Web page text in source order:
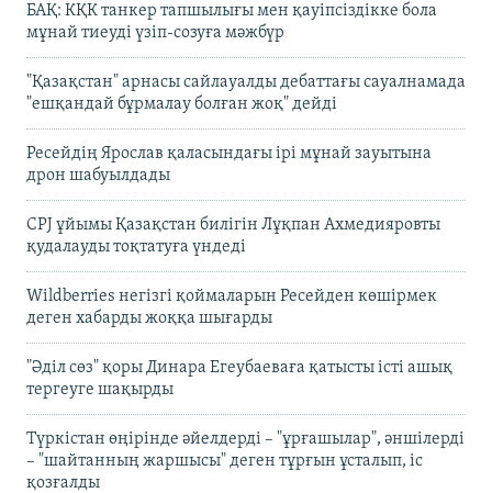
БАҚ: КҚК танкер тапшылығы мен қауіпсіздікке бола
мұнай тиеуді үзіп-созуға мәжбүр
"Қазақстан" арнасы сайлауалды дебаттағы сауалнамада
"ешқандай бұрмалау болған жоқ" дейді
Ресейдің Ярослав қаласындағы ірі мұнай зауытына
дрон шабуылдады
CPJ ұйымы Қазақстан билігін Лұқпан Ахмедияровты
қудалауды тоқтатуға үндеді
Wildberries негізгі қоймаларын Ресейден көшірмек
деген хабарды жоққа шығарды
"Әділ сөз" қоры Динара Егеубаеваға қатысты істі ашық
тергеуге шақырды
Түркістан өңірінде әйелдерді – "ұрғашылар", әншілерді
– "шайтанның жаршысы" деген тұрғын ұсталып, іс
қозғалды